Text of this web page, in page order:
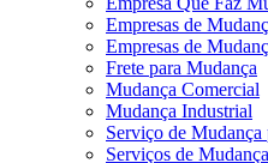
Empresas de
Empresas de
Frete para Mudança
Mudança Comercial
Mudança Industrial
Serviço de Mudança
Serviços de